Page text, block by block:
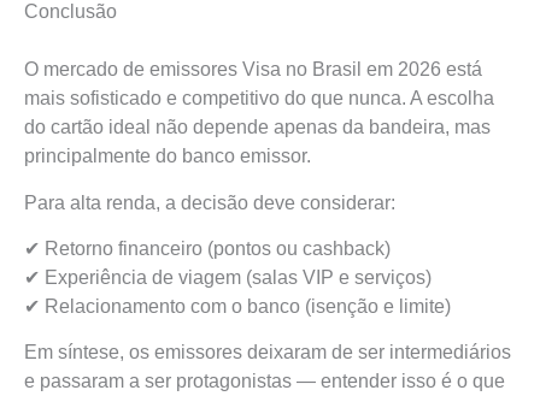
Conclusão
O mercado de emissores Visa no Brasil em 2026 está
mais sofisticado e competitivo do que nunca. A escolha
do cartão ideal não depende apenas da bandeira, mas
principalmente do banco emissor.
Para alta renda, a decisão deve considerar:
✔ Retorno financeiro (pontos ou cashback)
✔ Experiência de viagem (salas VIP e serviços)
✔ Relacionamento com o banco (isenção e limite)
Em síntese, os emissores deixaram de ser intermediários
e passaram a ser protagonistas — entender isso é o que